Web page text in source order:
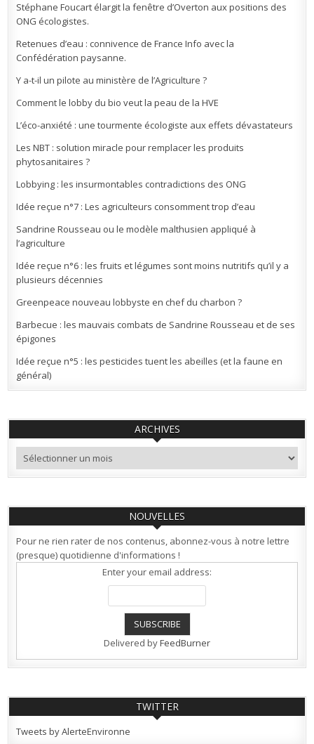
Stéphane Foucart élargit la fenêtre d’Overton aux positions des
ONG écologistes.
Retenues d’eau : connivence de France Info avec la
Confédération paysanne.
Y a-t-il un pilote au ministère de l’Agriculture ?
Comment le lobby du bio veut la peau de la HVE
L’éco-anxiété : une tourmente écologiste aux effets dévastateurs
Les NBT : solution miracle pour remplacer les produits
phytosanitaires ?
Lobbying : les insurmontables contradictions des ONG
Idée reçue n°7 : Les agriculteurs consomment trop d’eau
Sandrine Rousseau ou le modèle malthusien appliqué à
l’agriculture
Idée reçue n°6 : les fruits et légumes sont moins nutritifs qu’il y a
plusieurs décennies
Greenpeace nouveau lobbyste en chef du charbon ?
Barbecue : les mauvais combats de Sandrine Rousseau et de ses
épigones
Idée reçue n°5 : les pesticides tuent les abeilles (et la faune en
général)
ARCHIVES
Archives
NOUVELLES
Pour ne rien rater de nos contenus, abonnez-vous à notre lettre
(presque) quotidienne d'informations !
Enter your email address:
Delivered byFeedBurner
TWITTER
Tweets by AlerteEnvironne